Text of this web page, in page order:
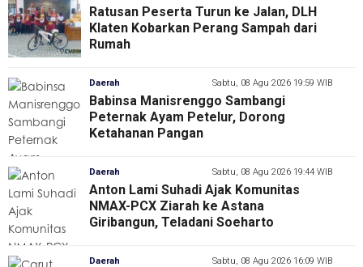
Ratusan Peserta Turun ke Jalan, DLH
Klaten Kobarkan Perang Sampah dari
Rumah
Daerah Sabtu, 08 Agu 2026 19:59 WIB
Babinsa Manisrenggo Sambangi
Peternak Ayam Petelur, Dorong
Ketahanan Pangan
Daerah Sabtu, 08 Agu 2026 19:44 WIB
Anton Lami Suhadi Ajak Komunitas
NMAX-PCX Ziarah ke Astana
Giribangun, Teladani Soeharto
Daerah Sabtu, 08 Agu 2026 16:09 WIB